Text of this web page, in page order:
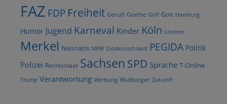
FAZ FDP Freiheit Genuß Goethe Golf Gott Hamburg
Humor Jugend Karneval Kinder Köln Lindner
Merkel Neonazis NRW Ostdeutschland PEGIDA Politik
Polizei Rechtsstaat Sachsen SPD Sprache T-Online
Trump Verantwortung Werbung Wutbürger Zukunft